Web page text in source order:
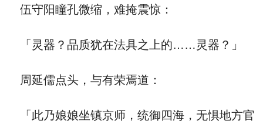
伍守阳瞳孔微缩，难掩震惊：
「灵器？品质犹在法具之上的……灵器？」
周延儒点头，与有荣焉道：
「此乃娘娘坐镇京师，统御四海，无惧地方官